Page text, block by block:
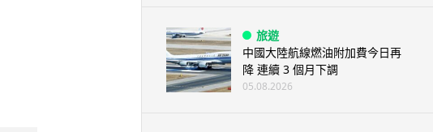
旅遊
中國大陸航線燃油附加費今日再
降 連續 3 個月下調
05.08.2026